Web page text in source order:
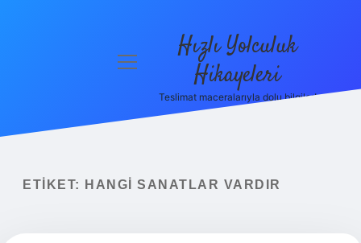
menüyü
Hızlı Yolculuk
Hikayeleri
Teslimat maceralarıyla dolu bilgiler!
ETIKET: HANGI SANATLAR VARDIR